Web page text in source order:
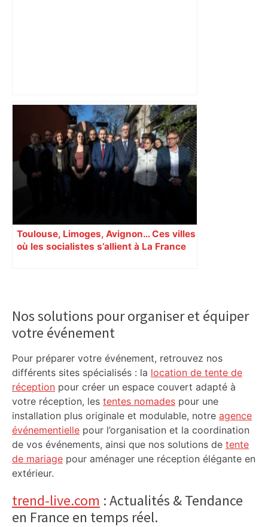
Un Airbus pas comme les autres :
l’étonnante histoire de l' Airbus A220 –
ici.fr
Toulouse, Limoges, Avignon… Ces villes
où les socialistes s’allient à La France
Sidebar
Nos solutions pour organiser et équiper
votre événement
Pour préparer votre événement, retrouvez nos
différents sites spécialisés : la location de tente de
réception pour créer un espace couvert adapté à
votre réception, les tentes nomades pour une
installation plus originale et modulable, notre agence
événementielle pour l’organisation et la coordination
de vos événements, ainsi que nos solutions de tente
de mariage pour aménager une réception élégante en
extérieur.
trend-live.com : Actualités & Tendance
en France en temps réel.